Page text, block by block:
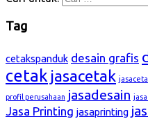
Tag
cetakspanduk desain grafis
cetak jasacetak
profil perusahaan jasadesain
Jasa Printing jasaprinting